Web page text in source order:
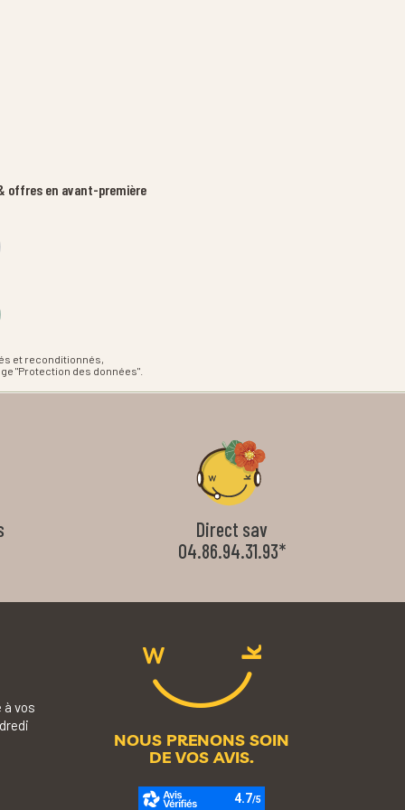
offres en avant-première
et reconditionnés,
"Protection des données".
Direct sav
04.86.94.31.93*
vos
NOUS PRENONS SOIN
DE VOS AVIS.